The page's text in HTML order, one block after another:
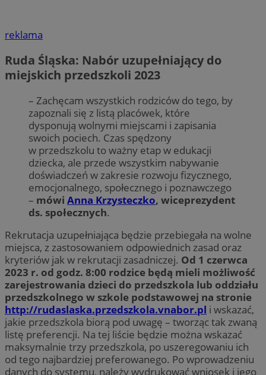
reklama
Ruda Śląska: Nabór uzupełniający do
miejskich przedszkoli 2023
– Zachęcam wszystkich rodziców do tego, by
zapoznali się z listą placówek, które
dysponują wolnymi miejscami i zapisania
swoich pociech. Czas spędzony
w przedszkolu to ważny etap w edukacji
dziecka, ale przede wszystkim nabywanie
doświadczeń w zakresie rozwoju fizycznego,
emocjonalnego, społecznego i poznawczego
– mówi Anna Krzysteczko, wiceprezydent
ds. społecznych.
Rekrutacja uzupełniająca będzie przebiegała na wolne
miejsca, z zastosowaniem odpowiednich zasad oraz
kryteriów jak w rekrutacji zasadniczej. Od 1 czerwca
2023 r. od godz. 8:00 rodzice będą mieli możliwość
zarejestrowania dzieci do przedszkola lub oddziału
przedszkolnego w szkole podstawowej na stronie
http://rudaslaska.przedszkola.vnabor.pl i wskazać,
jakie przedszkola biorą pod uwagę – tworząc tak zwaną
listę preferencji. Na tej liście będzie można wskazać
maksymalnie trzy przedszkola, po uszeregowaniu ich
od tego najbardziej preferowanego. Po wprowadzeniu
danych do systemu, należy wydrukować wniosek i jego